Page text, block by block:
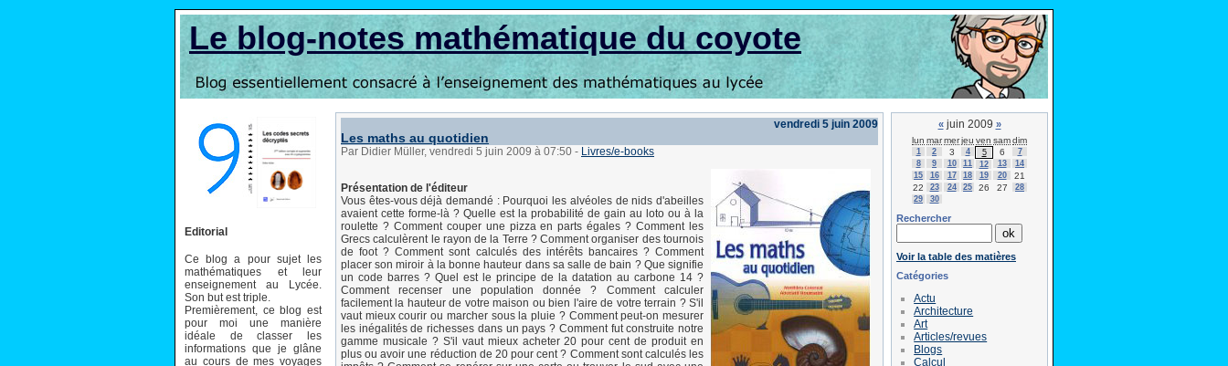
Le blog-notes mathématique du coyote
Editorial
Ce blog a pour sujet les
mathématiques et leur
enseignement au Lycée.
Son but est triple.
Premièrement, ce blog est
pour moi une manière
idéale de classer les
informations que je glâne
au cours de mes voyages
vendredi 5 juin 2009
Les maths au quotidien
Par Didier Müller, vendredi 5 juin 2009 à 07:50 - Livres/e-books
Présentation de l'éditeur
Vous êtes-vous déjà demandé : Pourquoi les alvéoles de nids d'abeilles
avaient cette forme-là ? Quelle est la probabilité de gain au loto ou à la
roulette ? Comment couper une pizza en parts égales ? Comment les
Grecs calculèrent le rayon de la Terre ? Comment organiser des tournois
de foot ? Comment sont calculés des intérêts bancaires ? Comment
placer son miroir à la bonne hauteur dans sa salle de bain ? Que signifie
un code barres ? Quel est le principe de la datation au carbone 14 ?
Comment recenser une population donnée ? Comment calculer
facilement la hauteur de votre maison ou bien l'aire de votre terrain ? S'il
vaut mieux courir ou marcher sous la pluie ? Comment peut-on mesurer
les inégalités de richesses dans un pays ? Comment fut construite notre
gamme musicale ? S'il vaut mieux acheter 20 pour cent de produit en
plus ou avoir une réduction de 20 pour cent ? Comment sont calculés les
«juin 2009 »
lun marmerjeu ven samdim
1 2 3 4 5 6
7
8
9 10 11 12 13
14
15
16 17 18 19 20
21
22
23 24 25 26 27
28
29
30
Rechercher
Voir la table des matières
Catégories
Actu
Architecture
Art
Articles/revues
Blogs
Calcul